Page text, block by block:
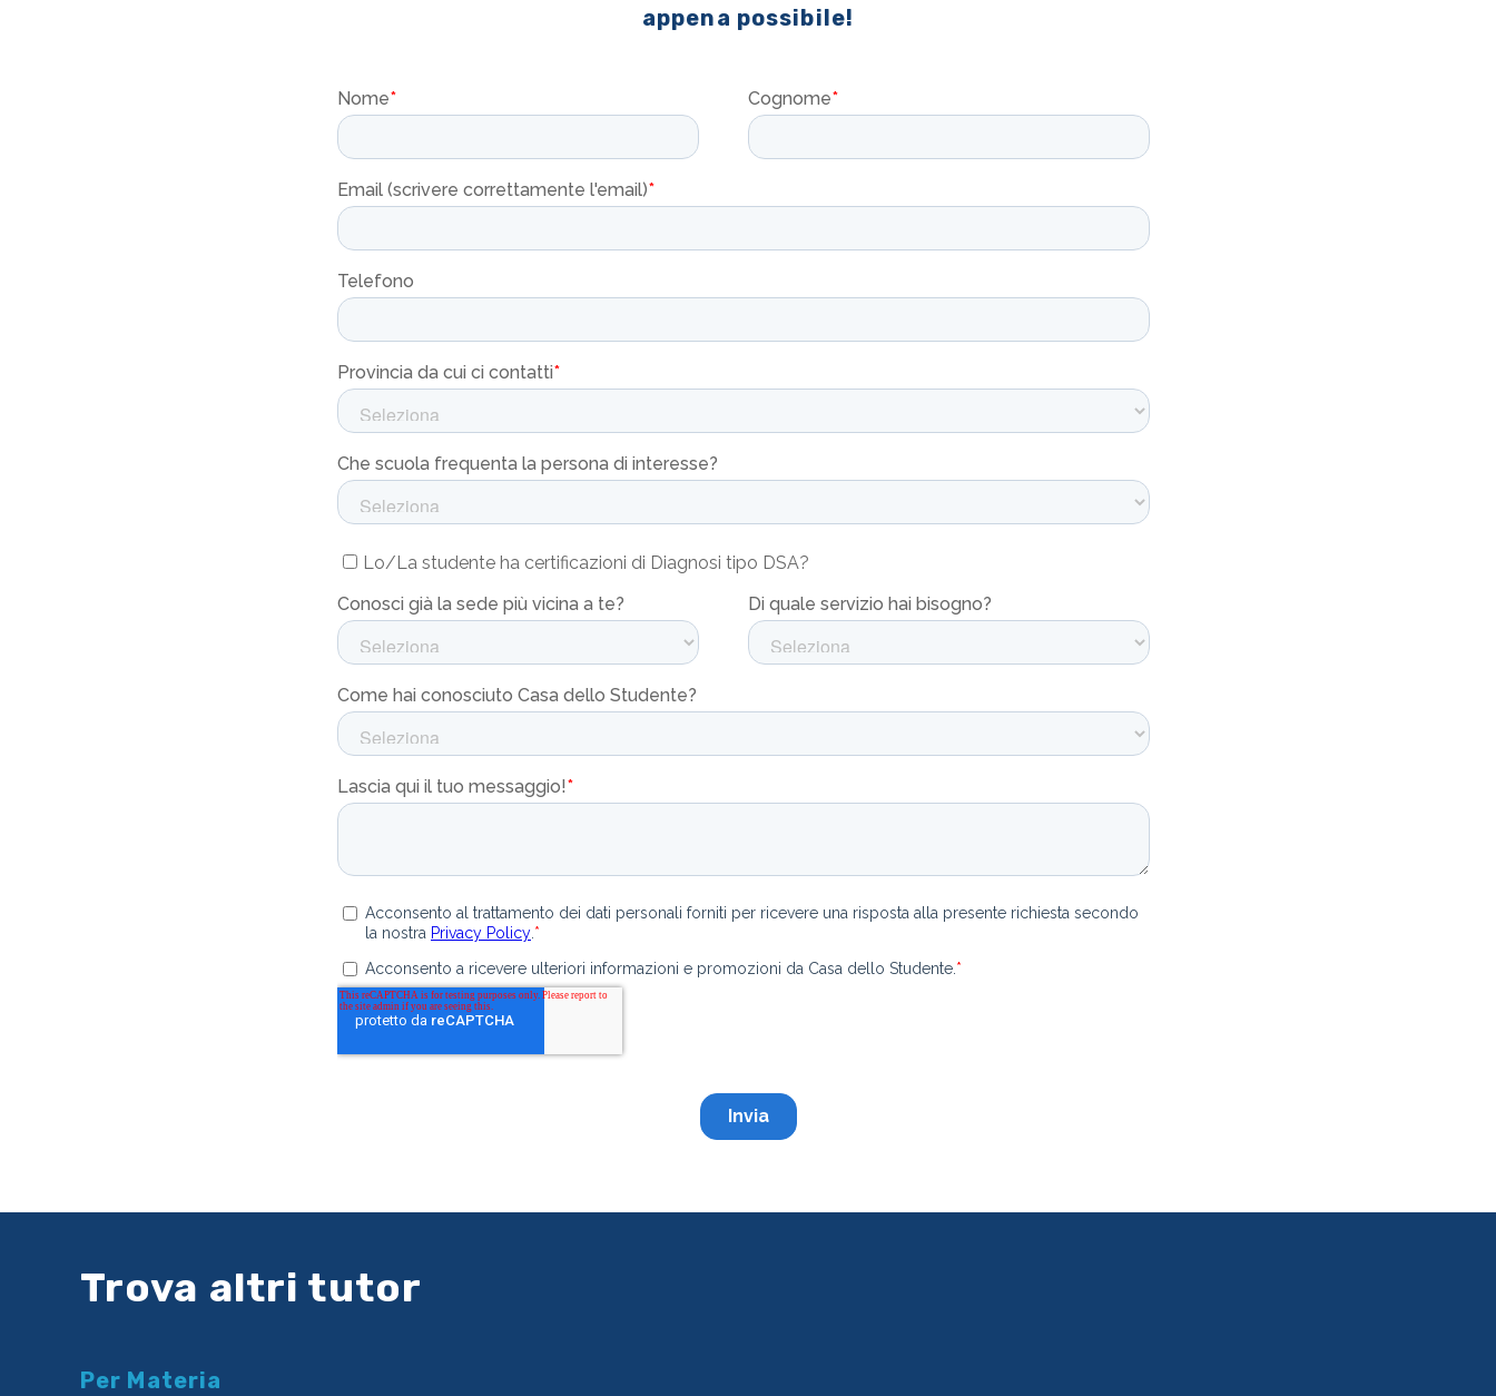
appena possibile!
Trova altri tutor
Per Materia